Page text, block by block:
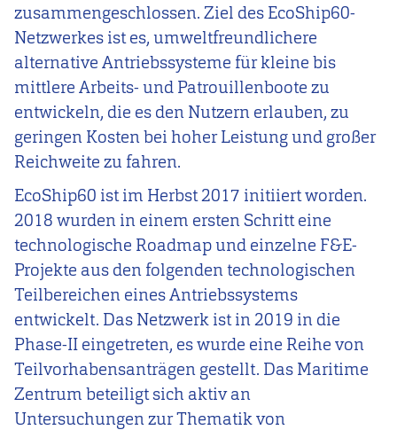
zusammengeschlossen. Ziel des EcoShip60-
Netzwerkes ist es, umweltfreundlichere
alternative Antriebssysteme für kleine bis
mittlere Arbeits- und Patrouillenboote zu
entwickeln, die es den Nutzern erlauben, zu
geringen Kosten bei hoher Leistung und großer
Reichweite zu fahren.
EcoShip60 ist im Herbst 2017 initiiert worden.
2018 wurden in einem ersten Schritteine
technologische Roadmap und einzelne F&E-
Projekte aus den folgenden technologischen
Teilbereichen eines Antriebssystems
entwickelt. Das Netzwerk ist in2019 in die
Phase-II eingetreten, es wurde eine Reihe von
Teilvorhabensanträgen gestellt. Das Maritime
Zentrum beteiligt sich aktiv an
Untersuchungen zur Thematik von